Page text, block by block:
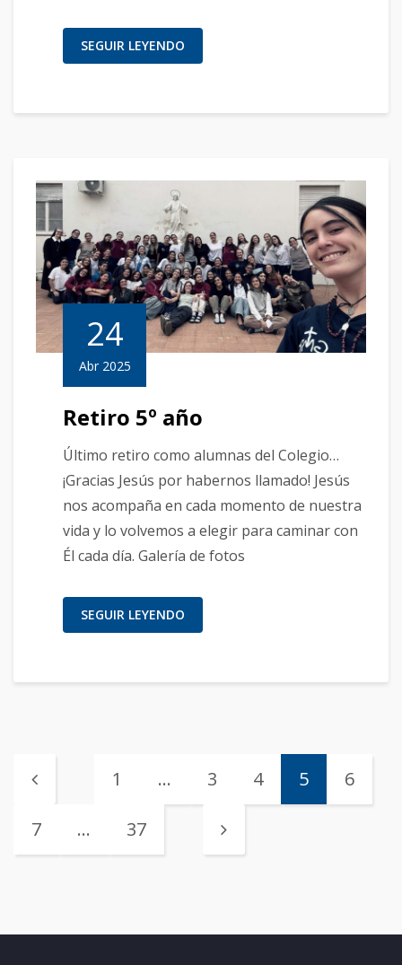
SEGUIR LEYENDO
24
Abr 2025
Retiro 5º año
Último retiro como alumnas del Colegio…
¡Gracias Jesús por habernos llamado! Jesús
nos acompaña en cada momento de nuestra
vida y lo volvemos a elegir para caminar con
Él cada día. Galería de fotos
SEGUIR LEYENDO
1 … 3 4 5 6
7 … 37